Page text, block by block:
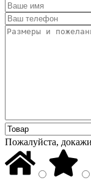
Пожалуйста,